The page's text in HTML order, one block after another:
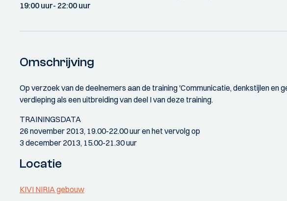
19:00 uur- 22:00 uur
Omschrijving
Op verzoek van de deelnemers aan de training 'Communicatie, denkstijlen en
verdieping als een uitbreiding van deel I van deze training.
TRAININGSDATA
26 november 2013, 19.00-22.00 uur en het vervolg op
3 december 2013, 15.00-21.30 uur
Locatie
KIVI NIRIA gebouw